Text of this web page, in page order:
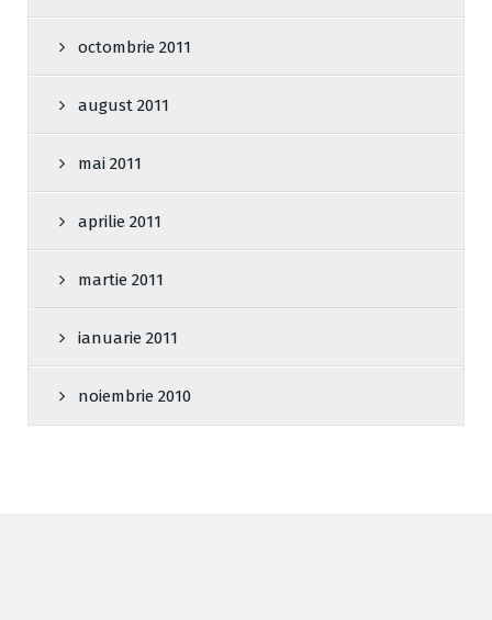
octombrie 2011
august 2011
mai 2011
aprilie 2011
martie 2011
ianuarie 2011
noiembrie 2010